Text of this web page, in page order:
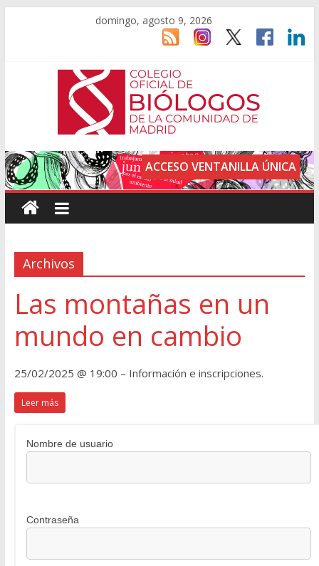
domingo, agosto 9, 2026
ACCESO VENTANILLA ÚNICA
Archivos
Las montañas en un
mundo en cambio
25/02/2025 @ 19:00 – Información e inscripciones.
Leer más
Nombre de usuario
Contraseña